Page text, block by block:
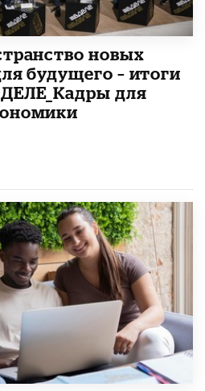
новых
будущего – итоги
для